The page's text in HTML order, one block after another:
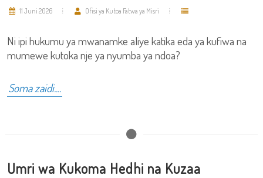
11 Juni 2026 Ofisi ya Kutoa Fatwa ya Misri
Ni ipi hukumu ya mwanamke aliye katika eda ya kufiwa na
mumewe kutoka nje ya nyumba ya ndoa?
Soma zaidi....
Umri wa Kukoma Hedhi na Kuzaa